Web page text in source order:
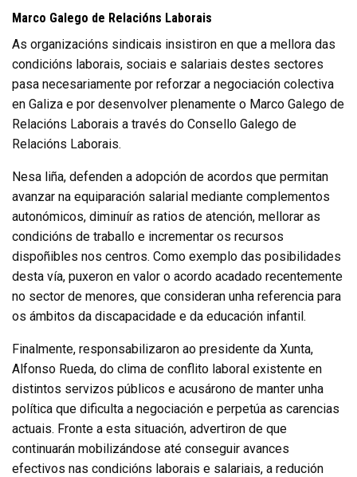
Marco Galego de Relacións Laborais
As organizacións sindicais insistiron en que a mellora das
condicións laborais, sociais e salariais destes sectores
pasa necesariamente por reforzar a negociación colectiva
en Galiza e por desenvolver plenamente o Marco Galego de
Relacións Laborais a través do Consello Galego de
Relacións Laborais.
Nesa liña, defenden a adopción de acordos que permitan
avanzar na equiparación salarial mediante complementos
autonómicos, diminuír as ratios de atención, mellorar as
condicións de traballo e incrementar os recursos
dispoñibles nos centros. Como exemplo das posibilidades
desta vía, puxeron en valor o acordo acadado recentemente
no sector de menores, que consideran unha referencia para
os ámbitos da discapacidade e da educación infantil.
Finalmente, responsabilizaron ao presidente da Xunta,
Alfonso Rueda, do clima de conflito laboral existente en
distintos servizos públicos e acusárono de manter unha
política que dificulta a negociación e perpetúa as carencias
actuais. Fronte a esta situación, advertiron de que
continuarán mobilizándose até conseguir avances
efectivos nas condicións laborais e salariais, a redución